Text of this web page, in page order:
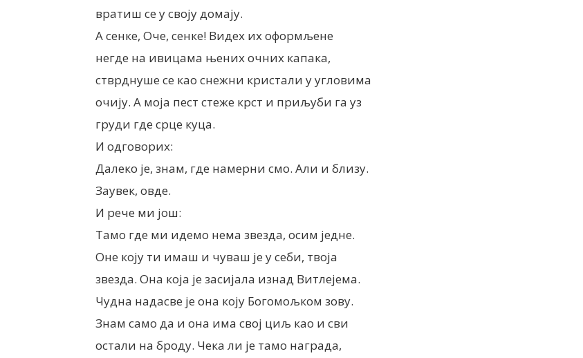
вратиш се у своју домају.
А сенке, Оче, сенке! Видех их оформљене
негде на ивицама њених очних капака,
стврднуше се као снежни кристали у угловима
очију. А моја пест стеже крст и приљуби га уз
груди где срце куца.
И одговорих:
Далеко је, знам, где намерни смо. Али и близу.
Заувек, овде.
И рече ми још:
Тамо где ми идемо нема звезда, осим једне.
Оне коју ти имаш и чуваш је у себи, твоја
звезда. Она која је засијала изнад Витлејема.
Чудна надасве је она коју Богомољком зову.
Знам само да и она има свој циљ као и сви
остали на броду. Чека ли је тамо награда,